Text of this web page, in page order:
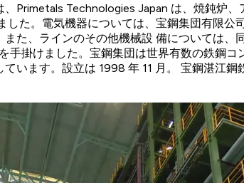
Primetals Technologies Japan は、焼鈍炉
した。電気機器については、宝鋼集団有限
た、ラインのその他機械設 備については、
手掛けました。宝鋼集団は世界有数の鉄鋼
います。設立は 1998 年 11 月。 宝鋼湛江